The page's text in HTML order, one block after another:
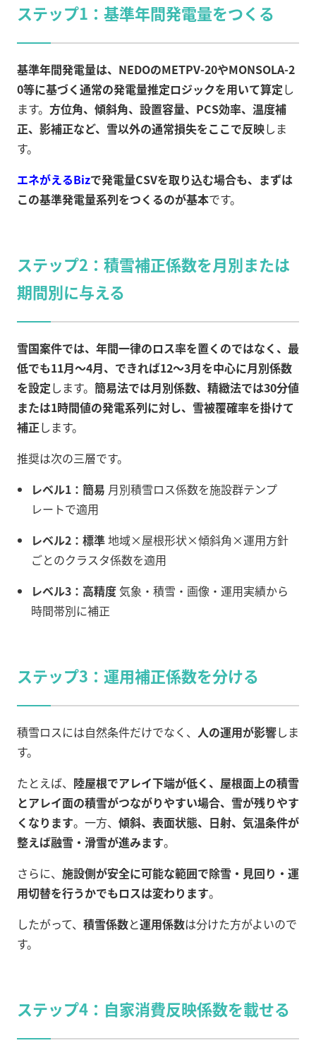
ステップ1：基準年間発電量をつくる
基準年間発電量は、NEDOのMETPV-20やMONSOLA-2
0等に基づく通常の発電量推定ロジックを用いて算定し
ます。 方位角、傾斜角、設置容量、PCS効率、温度補
正、影補正など、雪以外の通常損失をここで反映しま
す。
エネがえるBizで発電量CSVを取り込む場合も、まずは
この基準発電量系列をつくるのが基本です。
ステップ2：積雪補正係数を月別または
期間別に与える
雪国案件では、年間一律のロス率を置くのではなく、最
低でも11月〜4月、できれば12〜3月を中心に月別係数
を設定します。 簡易法では月別係数、精緻法では30分値
または1時間値の発電系列に対し、雪被覆確率を掛けて
補正します。
推奨は次の三層です。
レベル1：簡易 月別積雪ロス係数を施設群テンプ
レートで適用
レベル2：標準地域×屋根形状×傾斜角×運用方針
ごとのクラスタ係数を適用
レベル3：高精度気象・積雪・画像・運用実績から
時間帯別に補正
ステップ3：運用補正係数を分ける
積雪ロスには自然条件だけでなく、 人の運用が影響しま
す。
たとえば、 陸屋根でアレイ下端が低く、屋根面上の積雪
とアレイ面の積雪がつながりやすい場合、雪が残りやす
くなります。一方、 傾斜、表面状態、日射、気温条件が
整えば融雪・滑雪が進みます。
さらに、 施設側が安全に可能な範囲で除雪・見回り・運
用切替を行うかでもロスは変わります。
したがって、 積雪係数と運用係数は分けた方がよいので
す。
ステップ4：自家消費反映係数を載せる